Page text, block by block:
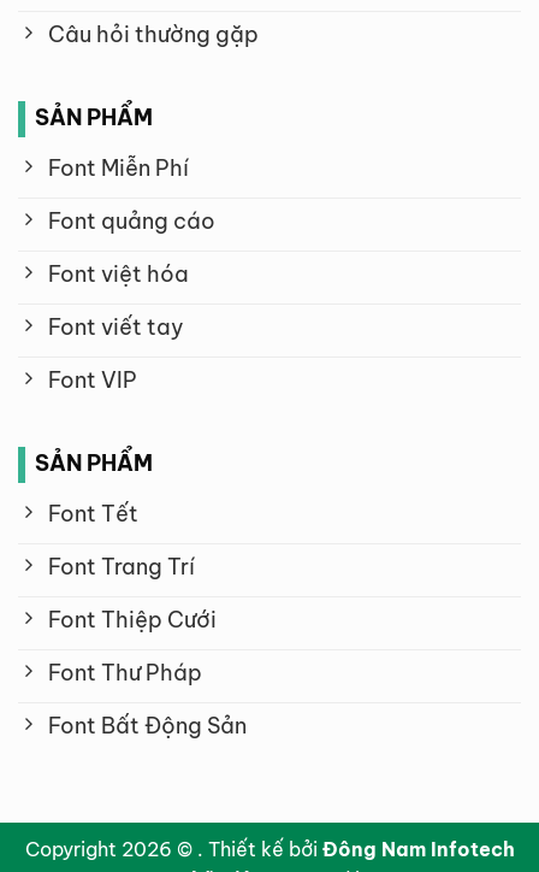
Câu hỏi thường gặp
SẢN PHẨM
Font Miễn Phí
Font quảng cáo
Font việt hóa
Font viết tay
Font VIP
SẢN PHẨM
Font Tết
Font Trang Trí
Font Thiệp Cưới
Font Thư Pháp
Font Bất Động Sản
Copyright 2026 © . Thiết kế bởi Đông Nam Infotech